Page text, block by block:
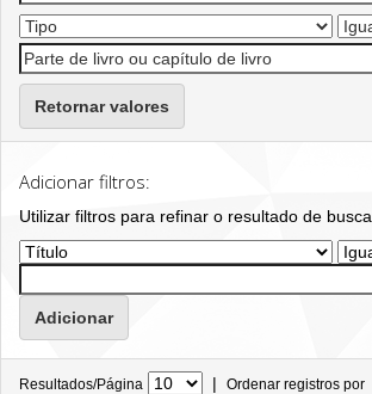
Retornar valores
Adicionar filtros:
Utilizar filtros para refinar o resultado de busca.
Resultados/Página | Ordenar registros por